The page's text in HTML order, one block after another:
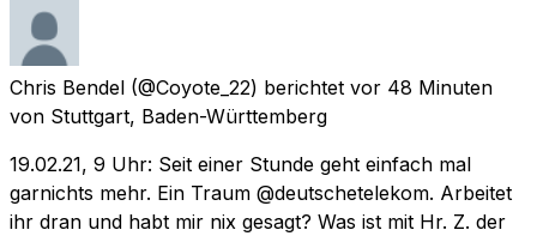
Chris Bendel (@Coyote_22) berichtet vor 48 Minuten
von Stuttgart, Baden-Württemberg
19.02.21, 9 Uhr: Seit einer Stunde geht einfach mal
garnichts mehr. Ein Traum @deutschetelekom. Arbeitet
ihr dran und habt mir nix gesagt? Was ist mit Hr. Z. der